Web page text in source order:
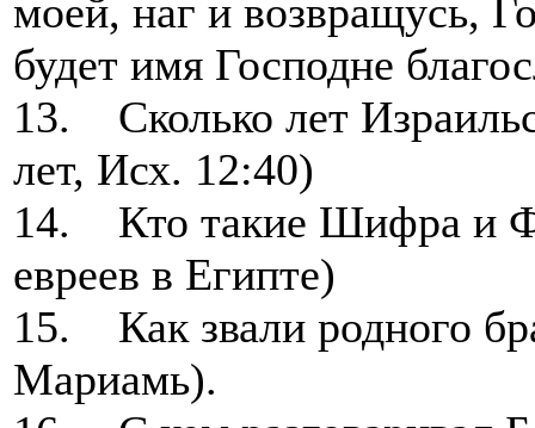
моей, наг и возвращусь,
будет имя Господне
13. Сколько лет
лет, Исх. 12:40)
14. Кто такие Шифра и
евреев в Египте)
15. Как звали родного
Мариамь).